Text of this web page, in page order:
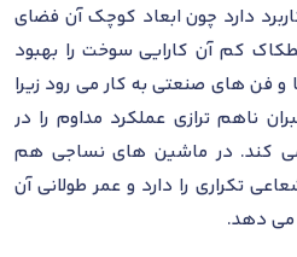
دارد چون ابعاد کوچک آن فضای
کم آن کارایی سوخت را بهبود
های صنعتی به کار می رود زیرا
ناهم ترازی عملکرد مداوم را در
کند. در ماشین های نساجی هم
تکراری را دارد و عمر طولانی آن
می دهد.